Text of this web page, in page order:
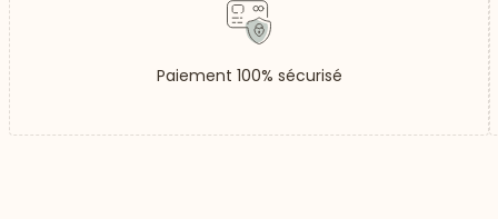
Paiement 100% sécurisé